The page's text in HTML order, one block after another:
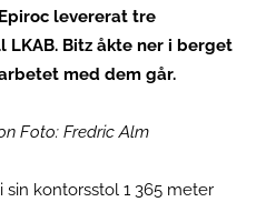
levererat tre
Bitz åkte ner i berget
med dem går.
Foto: Fredric Alm
sin kontorsstol 1 365 meter